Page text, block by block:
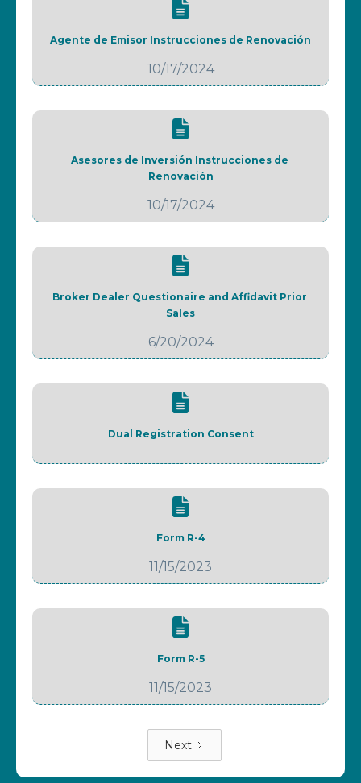
Agente de Emisor Instrucciones de Renovación
10/17/2024
Asesores de Inversión Instrucciones de
Renovación
10/17/2024
Broker Dealer Questionaire and Affidavit Prior
Sales
6/20/2024
Dual Registration Consent
Form R-4
11/15/2023
Form R-5
11/15/2023
Next